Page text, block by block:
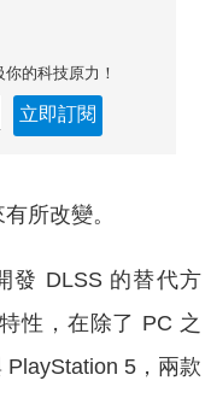
的科技原力！
立即訂閱
所改變。
發 DLSS 的替代方
性，在除了 PC 之
5，兩款